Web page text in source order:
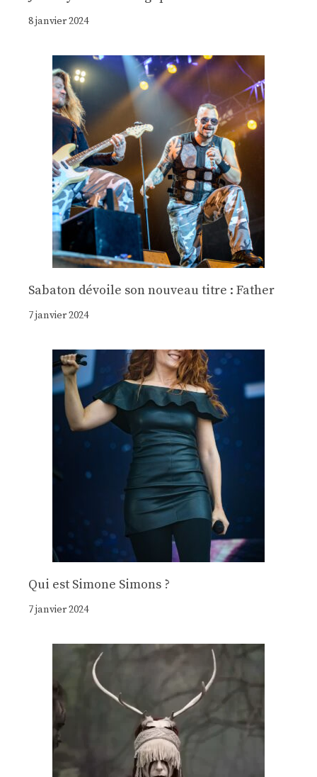
8 janvier 2024
Sabaton dévoile son nouveau titre : Father
7 janvier 2024
Qui est Simone Simons ?
7 janvier 2024